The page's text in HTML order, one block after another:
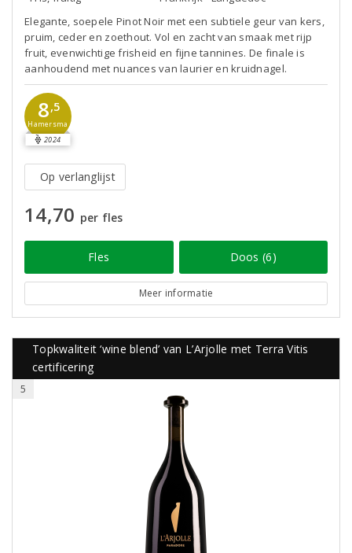
Elegante, soepele Pinot Noir met een subtiele geur van kers,
pruim, ceder en zoethout. Vol en zacht van smaak met rijp
fruit, evenwichtige frisheid en fijne tannines. De finale is
aanhoudend met nuances van laurier en kruidnagel.
8,5
Hamersma
2024
Op verlanglijst
14,70 per fles
Fles Doos (6)
Meer informatie
Topkwaliteit ‘wine blend’ van L’Arjolle met Terra Vitis
certificering
5